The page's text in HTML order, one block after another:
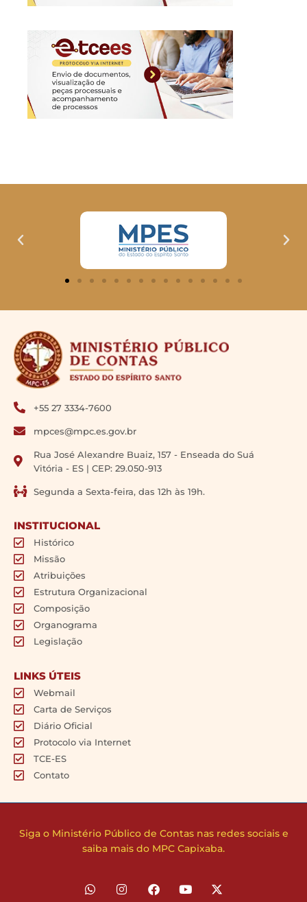
+55 27 3334-7600
mpces@mpc.es.gov.br
Rua José Alexandre Buaiz, 157 - Enseada do Suá
Vitória - ES | CEP: 29.050-913
Segunda a Sexta-feira, das 12h às 19h.
INSTITUCIONAL
Histórico
Missão
Atribuições
Estrutura Organizacional
Composição
Organograma
Legislação
LINKS ÚTEIS
Webmail
Carta de Serviços
Diário Oficial
Protocolo via Internet
TCE-ES
Contato
Siga o Ministério Público de Contas nas redes sociais e
saiba mais do MPC Capixaba.